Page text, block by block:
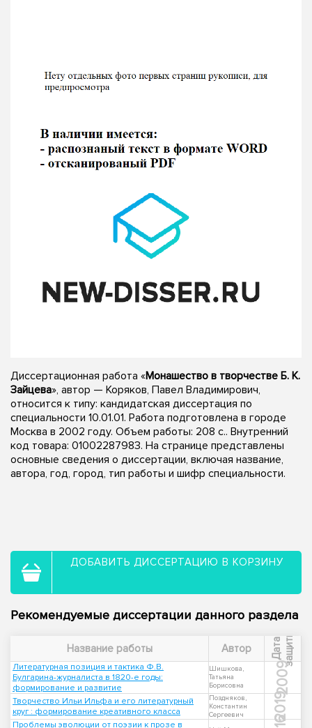
Диссертационная работа «Монашество в творчестве Б. К.
Зайцева», автор — Коряков, Павел Владимирович,
относится к типу: кандидатская диссертация по
специальности 10.01.01. Работа подготовлена в городе
Москва в 2002 году. Объем работы: 208 с.. Внутренний
код товара: 01002287983. На странице представлены
основные сведения о диссертации, включая название,
автора, год, город, тип работы и шифр специальности.
ДОБАВИТЬ ДИССЕРТАЦИЮ В КОРЗИНУ
Рекомендуемые диссертации данного раздела
Название работы Автор Д
а
т
а
з
а
щ
и
т ы
Литературная позиция и тактика Ф.В.
Булгарина-журналиста в 1820-е годы:
формирование и развитие
Шишкова,
Татьяна
Борисовна
2009
Творчество Ильи Ильфа и его литературный
круг : формирование креативного класса
Поздняков,
Константин
Сергеевич
2019
Проблемы эволюции от поэзии к прозе в